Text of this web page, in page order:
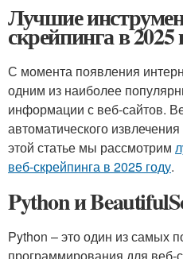
Лучшие
скрейпинга в 2025
С момента появления
одним из наиболее
информации с веб-сайтов.
автоматического
этой статье мы рассмотрим
веб-скрейпинга в 2025 году.
Python и
Python – это один из самых